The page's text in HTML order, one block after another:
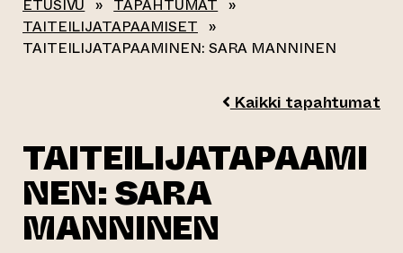
ETUSIVU » TAPAHTUMAT »
TAITEILIJATAPAAMISET »
TAITEILIJATAPAAMINEN: SARA MANNINEN
Kaikki tapahtumat
TAITEILIJATAPAAMI
NEN: SARA
MANNINEN